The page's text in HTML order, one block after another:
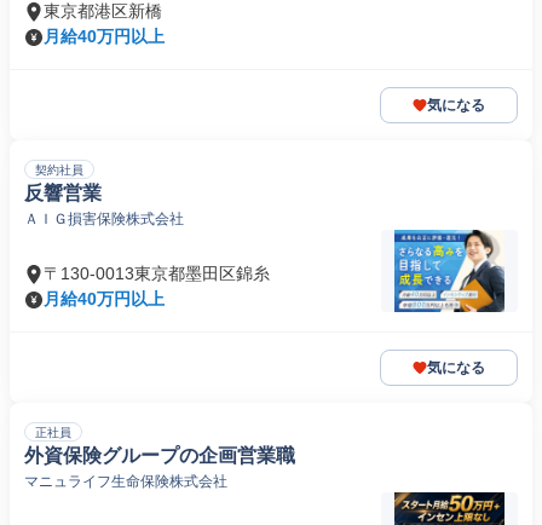
東京都港区新橋
月給40万円以上
気になる
契約社員
反響営業
ＡＩＧ損害保険株式会社
〒130-0013東京都墨田区錦糸
月給40万円以上
気になる
正社員
外資保険グループの企画営業職
マニュライフ生命保険株式会社